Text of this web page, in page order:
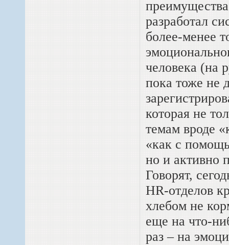
разработал
более-менее
человека (на
пока тоже не
которая не
темам вроде
«как с
но и активно
Говорят,
HR-отделов
хлебом не
еще на что-
раз – на